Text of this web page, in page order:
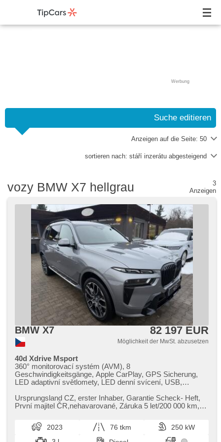
Werbung
Suche editieren
Anzeigen auf die Seite: 50
sortieren nach: stáří inzerátu abgesteigend
vozy BMW X7 hellgrau
3
Anzeigen
BMW X7 82 197 EUR
Möglichkeit der MwSt. abzusetzen
40d Xdrive Msport
360° monitorovací systém (AVM), 8
Geschwindigkeitsgänge, Apple CarPlay, GPS Sicherung,
LED adaptivní světlomety, LED denní svícení, USB,
Geschwindigkeitsregelung, ambientní osvětlení interiéru,
asistent jízdy v jízdním pruhu, asistent jízdy v koloně,
Automatikgetriebe, automatikparken, automatické přepínání
dálkových světel, bezdrátová nabíječka mobilních telefonů,
bezklíčové odemykání, Bluetooth, Brems-Assistent,
Ursprungsland CZ,​ erster Inhaber,​ Garantie Scheck​- Heft,​
První majitel ČR,​nehavarované,​ Záruka 5 let/200 000 km,​
2023 76 tkm
250 kW